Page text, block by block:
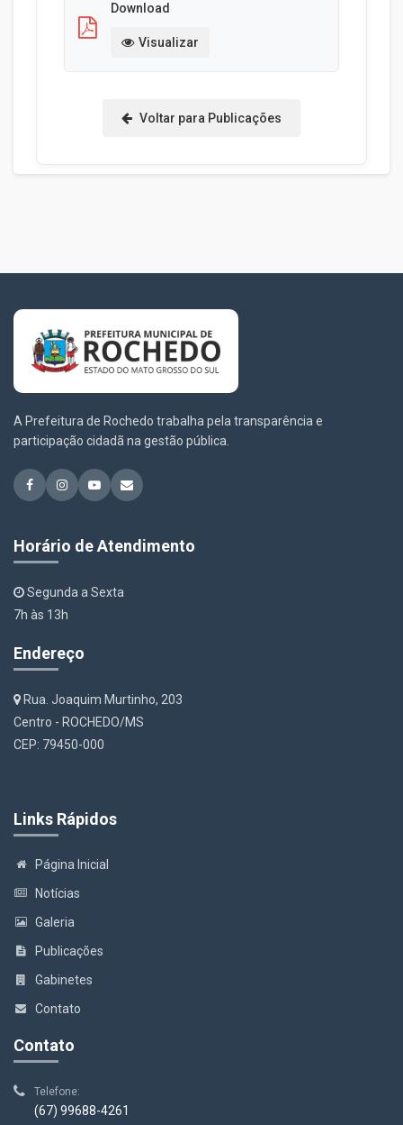
Download
Visualizar
Voltar para Publicações
A Prefeitura de Rochedo trabalha pela transparência e
participação cidadã na gestão pública.
Horário de Atendimento
Segunda a Sexta
7h às 13h
Endereço
Rua. Joaquim Murtinho, 203
Centro - ROCHEDO/MS
CEP: 79450-000
Links Rápidos
Página Inicial
Notícias
Galeria
Publicações
Gabinetes
Contato
Contato
Telefone:
(67) 99688-4261